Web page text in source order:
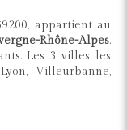
appartient au
Rhône-Alpes.
Les 3 villes les
Villeurbanne,